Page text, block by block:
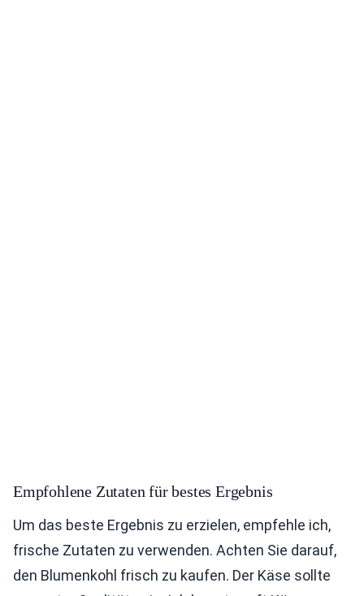
Empfohlene Zutaten für bestes Ergebnis
Um das beste Ergebnis zu erzielen, empfehle ich,
frische Zutaten zu verwenden. Achten Sie darauf,
den Blumenkohl frisch zu kaufen. Der Käse sollte